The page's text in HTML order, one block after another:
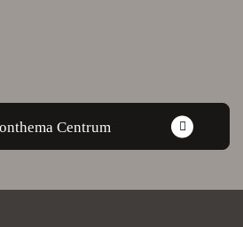
Centrum